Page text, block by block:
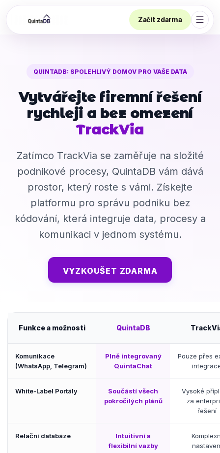
Začít zdarma
QUINTADB: SPOLEHLIVÝ DOMOV PRO VAŠE DATA
Vytvářejte firemní řešení
rychleji a bez omezení
TrackVia
Zatímco TrackVia se zaměřuje na složité
podnikové procesy, QuintaDB vám dává
prostor, který roste s vámi. Získejte
platformu pro správu podniku bez
kódování, která integruje data, procesy a
komunikaci v jednom systému.
VYZKOUŠET ZDARMA
Funkce a možnosti QuintaDB
Komunikace
(WhatsApp, Telegram)
Plně integrovaný
QuintaChat
Pouze přes
White-Label Portály
Součástí všech
pokročilých plánů
Vysoké
za
řešení
Relační databáze
Intuitivní a
flexibilní vazby